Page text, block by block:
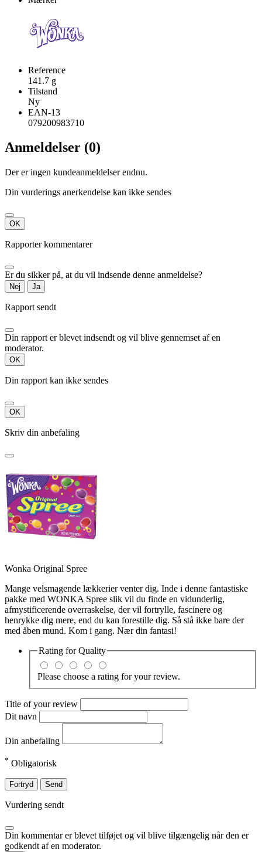
Reference
141.7 g
Tilstand
Ny
EAN-13
079200983710
Anmeldelser (0)
Der er ingen kundeanmeldelser endnu.
Din vurderings anerkendelse kan ikke sendes
OK
Rapporter kommentarer
Er du sikker på, at du vil indsende denne anmeldelse?
Nej Ja
Rapport sendt
Din rapport er blevet indsendt og vil blive gennemset af en
moderator.
OK
Din rapport kan ikke sendes
OK
Skriv din anbefaling
Wonka Original Spree
Mange velsmagende lækkerier venter dig. Inde i denne fantastiske
pakke med WONKA Spree slik vil du finde en vidunderlig,
afmystificerende overraskelse, der vil fortrylle, fascinere og
henrykke dig mere, end du kan forestille dig. Så stå ikke bare der
med åben mund. Kom i gang. Nær din fantasi!
Rating forQuality
Please choose a rating for your review.
Title of your review
Dit navn
Din anbefaling
* Obligatorisk
Fortryd Send
Vurdering sendt
Din kommentar er blevet tilføjet og vil blive tilgængelig når den er
godkendt af en moderator.